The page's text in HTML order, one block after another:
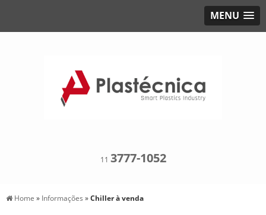
MENU
11 3777-1052
Home » Informações »Chiller à venda